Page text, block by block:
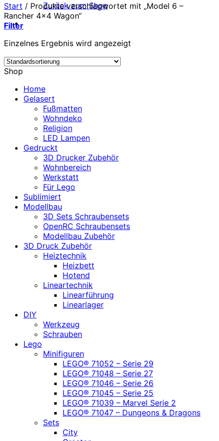
Zurück zum Shop
Start / Produkte verschlagwortet mit „Model 6 –
Rancher 4×4 Wagon“
Filter
Einzelnes Ergebnis wird angezeigt
Shop
Home
Gelasert
Fußmatten
Wohndeko
Religion
LED Lampen
Gedruckt
3D Drucker Zubehör
Wohnbereich
Werkstatt
Für Lego
Sublimiert
Modellbau
3D Sets Schraubensets
OpenRC Schraubensets
Modellbau Zubehör
3D Druck Zubehör
Heiztechnik
Heizbett
Hotend
Lineartechnik
Linearführung
Linearlager
DIY
Werkzeug
Schrauben
Lego
Minifiguren
LEGO® 71052 – Serie 29
LEGO® 71048 – Serie 27
LEGO® 71046 – Serie 26
LEGO® 71045 – Serie 25
LEGO® 71039 – Marvel Serie 2
LEGO® 71047 – Dungeons & Dragons
Sets
City